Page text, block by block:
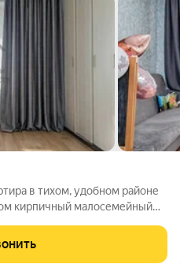
в тихом, удобном районе
расположена на 4-м этаже